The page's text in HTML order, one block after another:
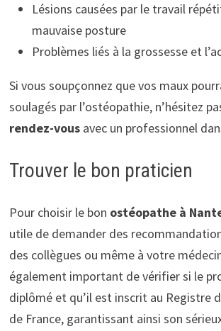
Lésions causées par le travail
mauvaise posture
Problèmes liés à la grossesse et
Si vous soupçonnez que vos maux
soulagés par l’ostéopathie, n’hésitez
rendez-vousavec un professionnel
Trouver le bon praticien
Pour choisir le bon ostéopathe à
utile de demander des
des collègues ou même à votre
également important de vérifier si le
diplômé et qu’il est inscrit au Registre
de France, garantissant ainsi son